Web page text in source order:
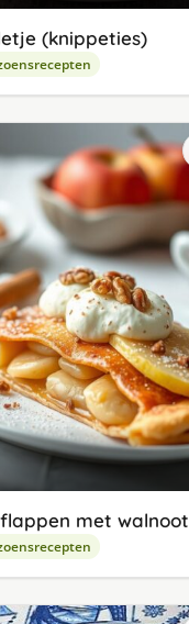
(knippeties)
met walnoot